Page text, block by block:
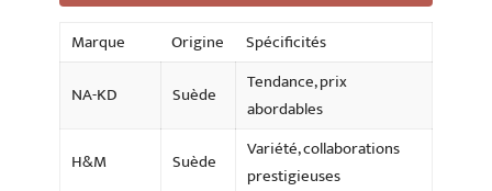
Marque Origine
Spécificités
NA-KD
Suède
Tendance, prix
abordables
H&M
Suède
Variété, collaborations
prestigieuses